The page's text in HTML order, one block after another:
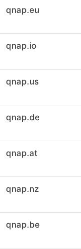
qnap.eu
qnap.io
qnap.us
qnap.de
qnap.at
qnap.nz
qnap.be